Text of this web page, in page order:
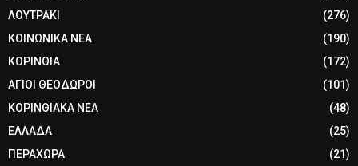
ΛΟΥΤΡΑΚΙ
(276)
ΚΟΙΝΩΝΙΚΑ ΝΕΑ
(190)
ΚΟΡΙΝΘΙΑ
(172)
ΑΓΙΟΙ ΘΕΟΔΩΡΟΙ
(101)
ΚΟΡΙΝΘΙΑΚΑ ΝΕΑ
(48)
ΕΛΛΑΔΑ
(25)
ΠΕΡΑΧΩΡΑ
(21)